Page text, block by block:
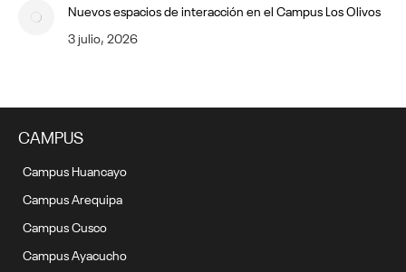
Nuevos espacios de interacción en el Campus Los Olivos
3 julio, 2026
CAMPUS
Campus Huancayo
Campus Arequipa
Campus Cusco
Campus Ayacucho